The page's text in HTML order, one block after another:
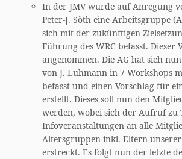
In der JMV wurde auf Anregung
Peter-J. Söth eine Arbeitsgruppe
sich mit der zukünftigen
Führung des WRC befasst. Dieser
angenommen. Die AG hat sich
von J. Luhmann in 7 Workshops
befasst und einen Vorschlag für
erstellt. Dieses soll nun den
werden, wobei sich der Aufruf zu
Infoveranstaltungen an alle
Altersgruppen inkl. Eltern
erstreckt. Es folgt nun der letzte